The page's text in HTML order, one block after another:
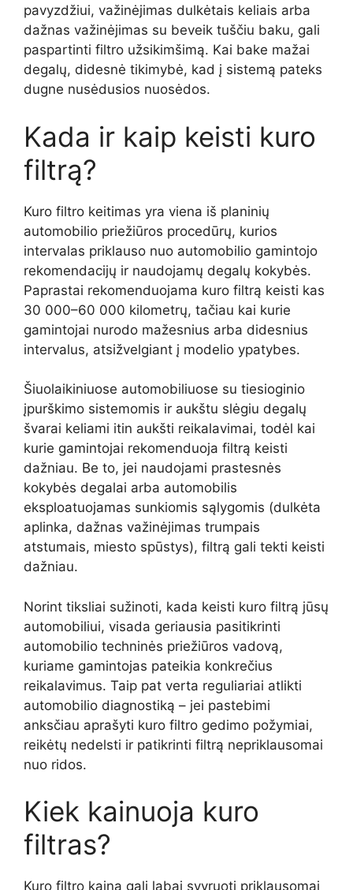
pavyzdžiui, važinėjimas dulkėtais keliais arba
dažnas važinėjimas su beveik tuščiu baku, gali
paspartinti filtro užsikimšimą. Kai bake mažai
degalų, didesnė tikimybė, kad į sistemą pateks
dugne nusėdusios nuosėdos.
Kada ir kaip keisti kuro
filtrą?
Kuro filtro keitimas yra viena iš planinių
automobilio priežiūros procedūrų, kurios
intervalas priklauso nuo automobilio gamintojo
rekomendacijų ir naudojamų degalų kokybės.
Paprastai rekomenduojama kuro filtrą keisti kas
30 000–60 000 kilometrų, tačiau kai kurie
gamintojai nurodo mažesnius arba didesnius
intervalus, atsižvelgiant į modelio ypatybes.
Šiuolaikiniuose automobiliuose su tiesioginio
įpurškimo sistemomis ir aukštu slėgiu degalų
švarai keliami itin aukšti reikalavimai, todėl kai
kurie gamintojai rekomenduoja filtrą keisti
dažniau. Be to, jei naudojami prastesnės
kokybės degalai arba automobilis
eksploatuojamas sunkiomis sąlygomis (dulkėta
aplinka, dažnas važinėjimas trumpais
atstumais, miesto spūstys), filtrą gali tekti keisti
dažniau.
Norint tiksliai sužinoti, kada keisti kuro filtrą jūsų
automobiliui, visada geriausia pasitikrinti
automobilio techninės priežiūros vadovą,
kuriame gamintojas pateikia konkrečius
reikalavimus. Taip pat verta reguliariai atlikti
automobilio diagnostiką – jei pastebimi
anksčiau aprašyti kuro filtro gedimo požymiai,
reikėtų nedelsti ir patikrinti filtrą nepriklausomai
nuo ridos.
Kiek kainuoja kuro
filtras?
Kuro filtro kaina gali labai svyruoti priklausomai